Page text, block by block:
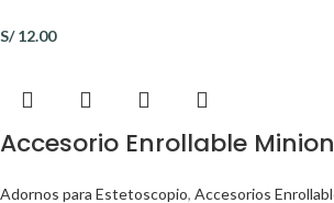
S/12.00
Accesorio Enrollable
Adornos para Estetoscopio, Accesorios